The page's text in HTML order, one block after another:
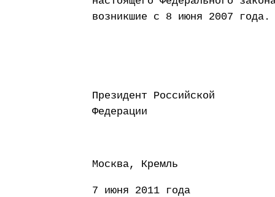
возникшие с 8 июня 2007 года.
Президент Российской
Федерации
Москва, Кремль
7 июня 2011 года